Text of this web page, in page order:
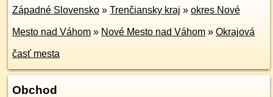
Západné Slovensko » Trenčiansky kraj » okres Nové
Mesto nad Váhom » Nové Mesto nad Váhom » Okrajová
časť mesta
Obchod